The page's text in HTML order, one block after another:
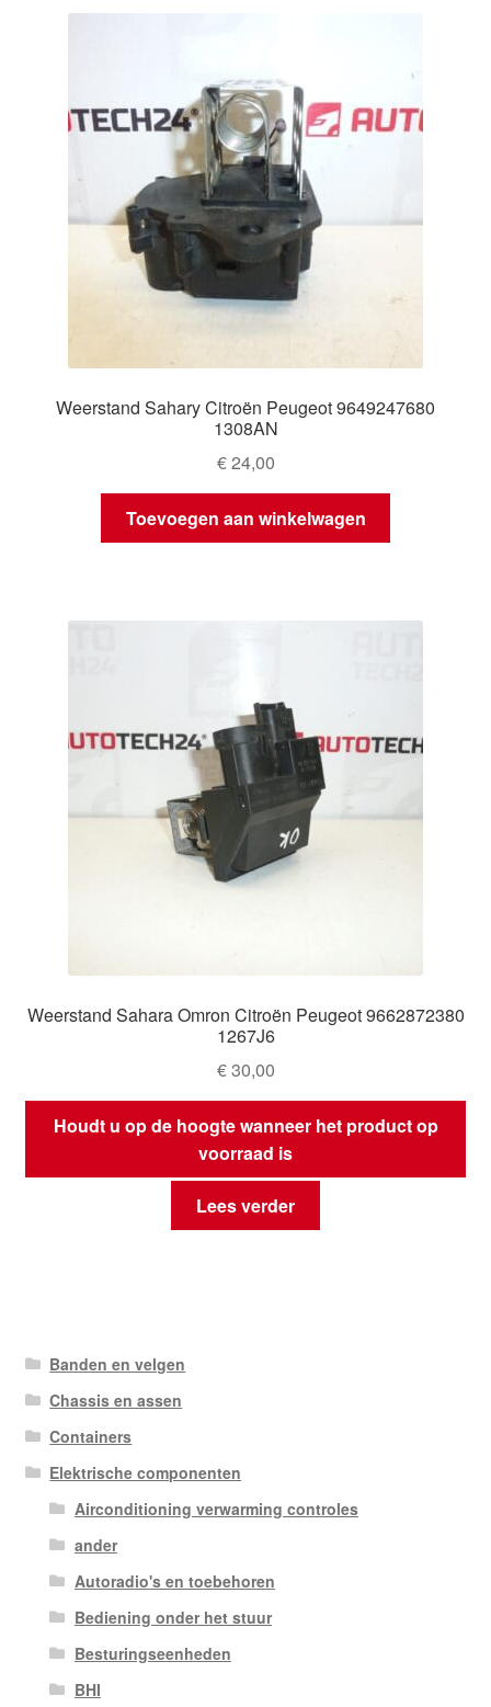
Weerstand Sahary Citroën Peugeot 9649247680
1308AN
€24,00
Toevoegen aan winkelwagen
Weerstand Sahara Omron Citroën Peugeot 9662872380
1267J6
€30,00
Houdt u op de hoogte wanneer het product op
voorraad is
Lees verder
Banden en velgen
Chassis en assen
Containers
Elektrische componenten
Airconditioning verwarming controles
ander
Autoradio's en toebehoren
Bediening onder het stuur
Besturingseenheden
BHI